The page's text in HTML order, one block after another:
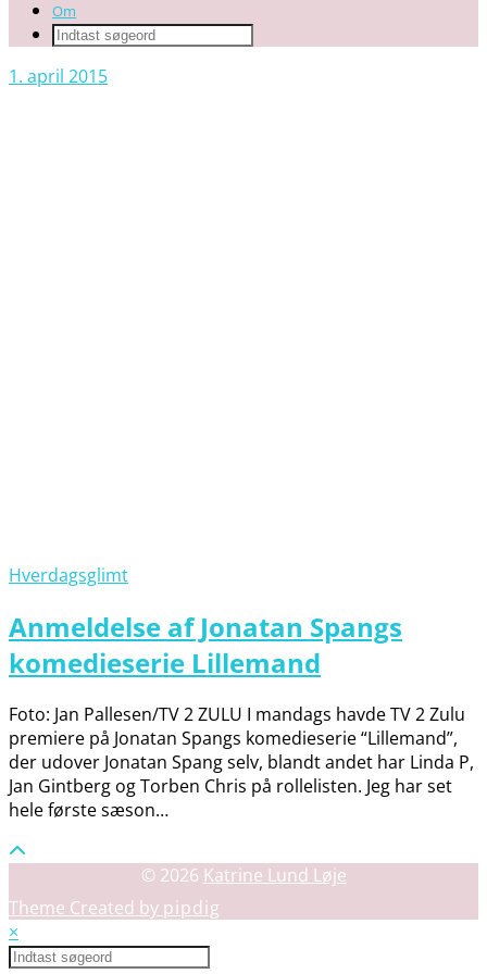
Om
1. april 2015
Hverdagsglimt
Anmeldelse af Jonatan Spangs
komedieserie Lillemand
Foto: Jan Pallesen/TV 2 ZULU I mandags havde TV 2 Zulu
premiere på Jonatan Spangs komedieserie “Lillemand”,
der udover Jonatan Spang selv, blandt andet har Linda P,
Jan Gintberg og Torben Chris på rollelisten. Jeg har set
hele første sæson…
© 2026 Katrine Lund Løje
Theme Created by pipdig
×